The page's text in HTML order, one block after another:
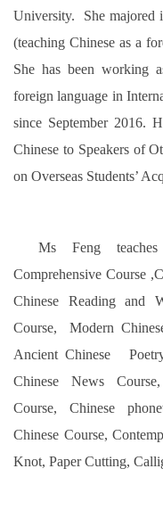
University. She
(teaching Chinese as a
She has been working
foreign language in
since September 2016.
Chinese to Speakers of
on Overseas Students’
Ms Feng
Comprehensive Course
Chinese Reading and
Course, Modern
Ancient Chinese
Chinese News
Course, Chinese
Chinese Course,
Knot, Paper Cutting,